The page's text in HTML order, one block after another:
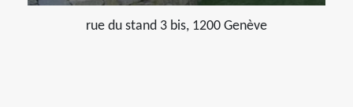
rue du stand 3 bis, 1200 Genève